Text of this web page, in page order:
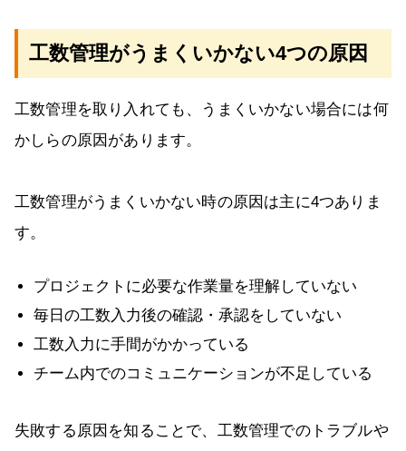
工数管理がうまくいかない4つの原因
工数管理を取り入れても、うまくいかない場合には何
かしらの原因があります。
工数管理がうまくいかない時の原因は主に4つありま
す。
プロジェクトに必要な作業量を理解していない
毎日の工数入力後の確認・承認をしていない
工数入力に手間がかかっている
チーム内でのコミュニケーションが不足している
失敗する原因を知ることで、工数管理でのトラブルや